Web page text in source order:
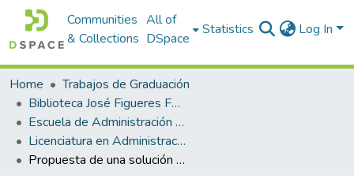
Communities
& Collections
All of
DSpace
Statistics Log In
Home
Trabajos de Graduación
Biblioteca José Figueres Ferrer
Escuela de Administración de Tecnologías de Información (antes era Área Académica de Administración de Tecnologías de Información)
Licenciatura en Administración de Tecnología de Información
Propuesta de una solución para la definición del proceso de entrega de software, basada en la gestión del ciclo de vida de las aplicaciones